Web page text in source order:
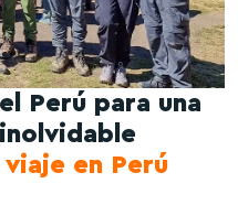
Perú para una
en Perú